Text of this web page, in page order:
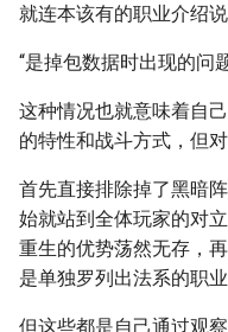
就连本该有的职业介绍
“是掉包数据时出现的问
这种情况也就意味着自
的特性和战斗方式，但
首先直接排除掉了黑暗
始就站到全体玩家的对
重生的优势荡然无存，
是单独罗列出法系的职业
但这些都是自己通过观